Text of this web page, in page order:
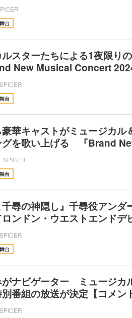
舞台
ルスターたちによる1夜限り
New Musical Concert
舞台
華キャストがミュージカル
グを歌い上げる 『Brand
SPICER
舞台
尋の神隠し』千尋役アンダ
ンドン・ウエストエンド
舞台
がナビゲーター ミュージカ
番組の放送が決定【コメ